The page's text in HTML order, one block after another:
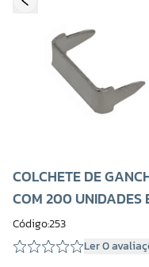
COLCHETE DE
COM 200 UNIDADES
Código:253
Ler 0